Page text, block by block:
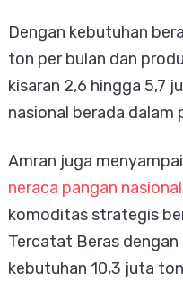
Dengan kebutuhan
ton per bulan dan
kisaran 2,6 hingga 5,7
nasional berada dalam
Amran juga
neraca pangan nasional
komoditas strategis
Tercatat Beras
kebutuhan 10,3 juta